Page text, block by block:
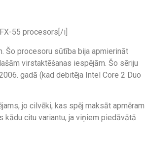
55 procesors[/i]
Šo procesoru sūtība bija apmierināt
virstaktēšanas iespējām. Šo sēriju
gadā (kad debitēja Intel Core 2 Duo
jo cilvēki, kas spēj maksāt apmēram
kādu citu variantu, ja viņiem piedāvātā